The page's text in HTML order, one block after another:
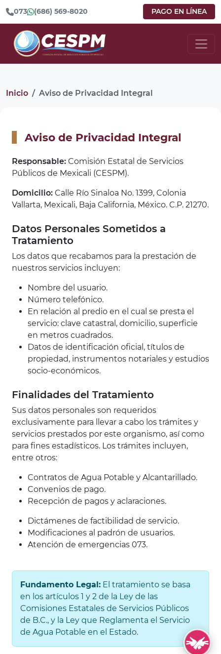
073 (686) 569-8020 PAGO EN LÍNEA
Inicio Aviso de Privacidad Integral
Aviso de Privacidad Integral
Responsable: Comisión Estatal de Servicios
Públicos de Mexicali (CESPM).
Domicilio: Calle Río Sinaloa No. 1399, Colonia
Vallarta, Mexicali, Baja California, México. C.P. 21270.
Datos Personales Sometidos a
Tratamiento
Los datos que recabamos para la prestación de
nuestros servicios incluyen:
Nombre del usuario.
Número telefónico.
En relación al predio en el cual se presta el
servicio: clave catastral, domicilio, superficie
en metros cuadrados.
Datos de identificación oficial, títulos de
propiedad, instrumentos notariales y estudios
socio-económicos.
Finalidades del Tratamiento
Sus datos personales son requeridos
exclusivamente para llevar a cabo los trámites y
servicios prestados por este organismo, así como
para fines estadísticos. Los trámites incluyen,
entre otros:
Contratos de Agua Potable y Alcantarillado.
Convenios de pago.
Recepción de pagos y aclaraciones.
Dictámenes de factibilidad de servicio.
Modificaciones al padrón de usuarios.
Atención de emergencias 073.
Fundamento Legal: El tratamiento se basa
en los artículos 1 y 2 de la Ley de las
Comisiones Estatales de Servicios Públicos
de B.C., y la Ley que Reglamenta el Servicio
de Agua Potable en el Estado.
Lengua de